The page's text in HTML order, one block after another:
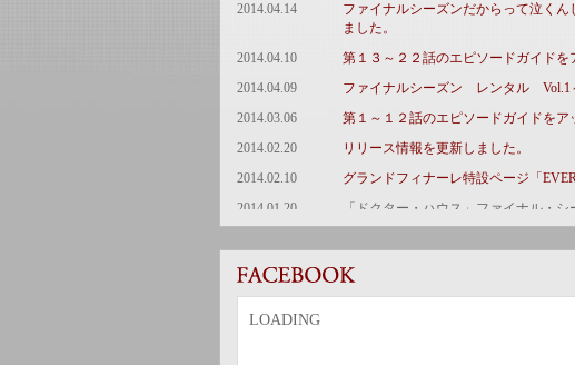
2014.04.14
ファイナルシーズンだからって泣く
ました。
2014.04.10
第１３～２２話のエピソードガイドを
2014.04.09
ファイナルシーズン レンタル Vol.1
2014.03.06
第１～１２話のエピソードガイドをア
2014.02.20
リリース情報を更新しました。
2014.02.10
グランドフィナーレ特設ページ「
2014.01.20
「ドクター・ハウス」ファイナル・
LOADING